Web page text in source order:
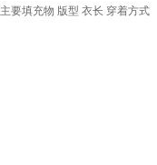
主要填充物 版型 衣长 穿着方式